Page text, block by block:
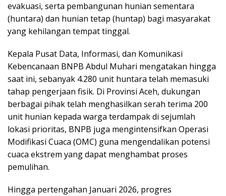
evakuasi, serta pembangunan hunian sementara
(huntara) dan hunian tetap (huntap) bagi masyarakat
yang kehilangan tempat tinggal.
Kepala Pusat Data, Informasi, dan Komunikasi
Kebencanaan BNPB Abdul Muhari mengatakan hingga
saat ini, sebanyak 4.280 unit huntara telah memasuki
tahap pengerjaan fisik. Di Provinsi Aceh, dukungan
berbagai pihak telah menghasilkan serah terima 200
unit hunian kepada warga terdampak di sejumlah
lokasi prioritas, BNPB juga mengintensifkan Operasi
Modifikasi Cuaca (OMC) guna mengendalikan potensi
cuaca ekstrem yang dapat menghambat proses
pemulihan.
Hingga pertengahan Januari 2026, progres